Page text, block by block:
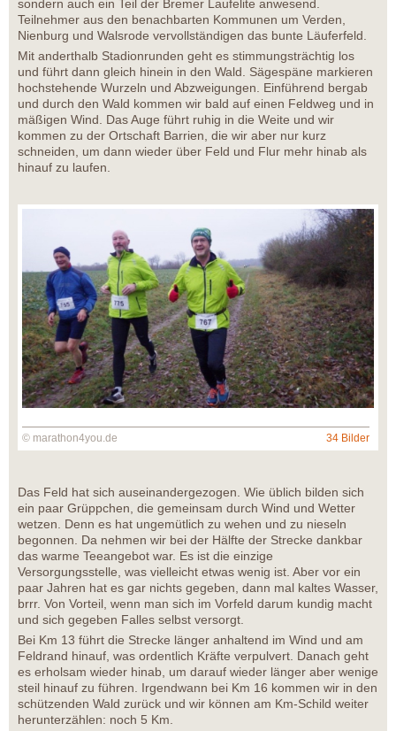
sondern auch ein Teil der Bremer Laufelite anwesend.
Teilnehmer aus den benachbarten Kommunen um Verden,
Nienburg und Walsrode vervollständigen das bunte Läuferfeld.
Mit anderthalb Stadionrunden geht es stimmungsträchtig los
und führt dann gleich hinein in den Wald. Sägespäne markieren
hochstehende Wurzeln und Abzweigungen. Einführend bergab
und durch den Wald kommen wir bald auf einen Feldweg und in
mäßigen Wind. Das Auge führt ruhig in die Weite und wir
kommen zu der Ortschaft Barrien, die wir aber nur kurz
schneiden, um dann wieder über Feld und Flur mehr hinab als
hinauf zu laufen.
© marathon4you.de 34 Bilder
Das Feld hat sich auseinandergezogen. Wie üblich bilden sich
ein paar Grüppchen, die gemeinsam durch Wind und Wetter
wetzen. Denn es hat ungemütlich zu wehen und zu nieseln
begonnen. Da nehmen wir bei der Hälfte der Strecke dankbar
das warme Teeangebot war. Es ist die einzige
Versorgungsstelle, was vielleicht etwas wenig ist. Aber vor ein
paar Jahren hat es gar nichts gegeben, dann mal kaltes Wasser,
brrr. Von Vorteil, wenn man sich im Vorfeld darum kundig macht
und sich gegeben Falles selbst versorgt.
Bei Km 13 führt die Strecke länger anhaltend im Wind und am
Feldrand hinauf, was ordentlich Kräfte verpulvert. Danach geht
es erholsam wieder hinab, um darauf wieder länger aber wenige
steil hinauf zu führen. Irgendwann bei Km 16 kommen wir in den
schützenden Wald zurück und wir können am Km-Schild weiter
herunterzählen: noch 5 Km.